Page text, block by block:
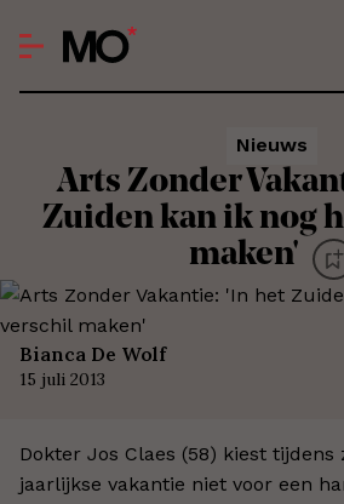
Nieuws
Arts Zonder
Zuiden kan ik nog
maken'
Bianca De Wolf
15 juli 2013
Dokter Jos Claes (58) kiest tijdens
jaarlijkse vakantie niet voor een